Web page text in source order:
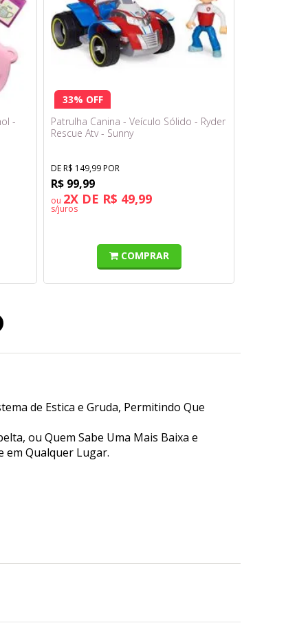
-
33% OFF
Patrulha Canina - Veículo Sólido - Ryder
Rescue Atv - Sunny
DE R$ 149,99 POR
R$ 99,99
ou 2X DE R$ 49,99
s/juros
COMPRAR
de Estica e Gruda, Permitindo Que
ou Quem Sabe Uma Mais Baixa e
em Qualquer Lugar.